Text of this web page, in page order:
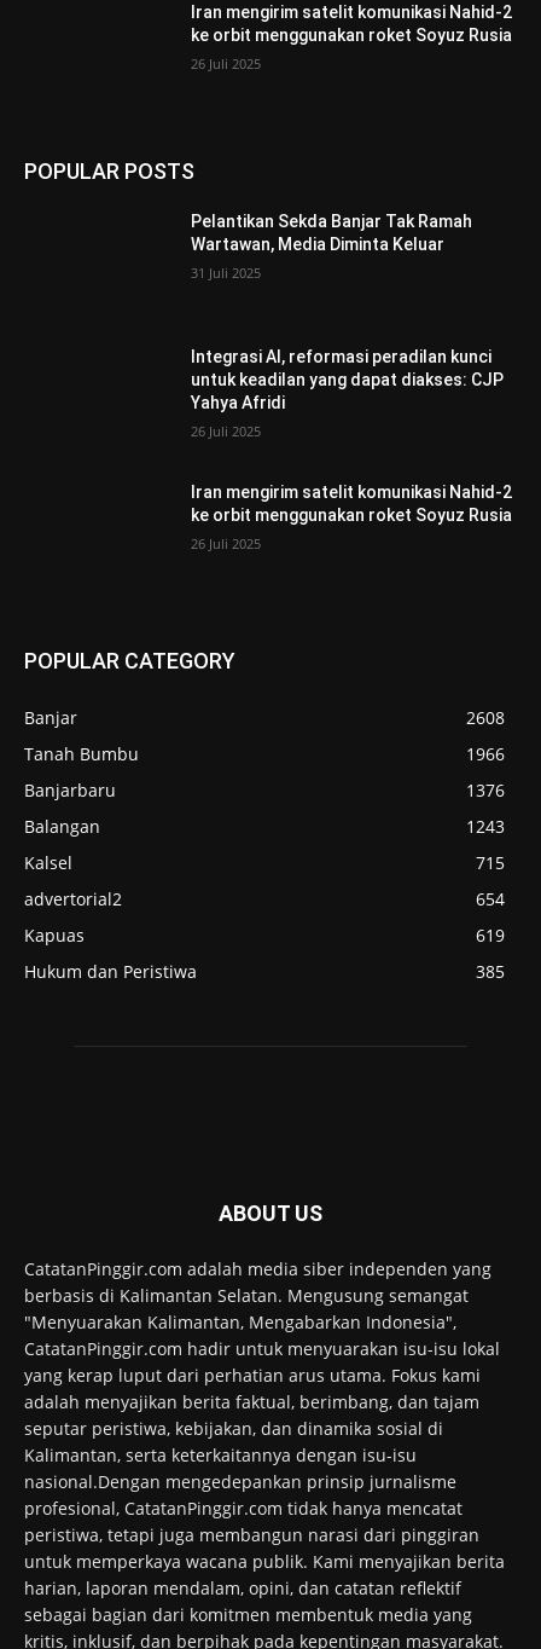
Iran mengirim satelit komunikasi Nahid-2
ke orbit menggunakan roket Soyuz Rusia
26 Juli 2025
POPULAR POSTS
Pelantikan Sekda Banjar Tak Ramah
Wartawan, Media Diminta Keluar
31 Juli 2025
Integrasi AI, reformasi peradilan kunci
untuk keadilan yang dapat diakses: CJP
Yahya Afridi
26 Juli 2025
Iran mengirim satelit komunikasi Nahid-2
ke orbit menggunakan roket Soyuz Rusia
26 Juli 2025
POPULAR CATEGORY
Banjar
2608
Tanah Bumbu
1966
Banjarbaru
1376
Balangan
1243
Kalsel
715
advertorial2
654
Kapuas
619
Hukum dan Peristiwa
385
ABOUT US
CatatanPinggir.com adalah media siber independen yang
berbasis di Kalimantan Selatan. Mengusung semangat
"Menyuarakan Kalimantan, Mengabarkan Indonesia",
CatatanPinggir.com hadir untuk menyuarakan isu-isu lokal
yang kerap luput dari perhatian arus utama. Fokus kami
adalah menyajikan berita faktual, berimbang, dan tajam
seputar peristiwa, kebijakan, dan dinamika sosial di
Kalimantan, serta keterkaitannya dengan isu-isu
nasional.Dengan mengedepankan prinsip jurnalisme
profesional, CatatanPinggir.com tidak hanya mencatat
peristiwa, tetapi juga membangun narasi dari pinggiran
untuk memperkaya wacana publik. Kami menyajikan berita
harian, laporan mendalam, opini, dan catatan reflektif
sebagai bagian dari komitmen membentuk media yang
kritis, inklusif, dan berpihak pada kepentingan masyarakat.